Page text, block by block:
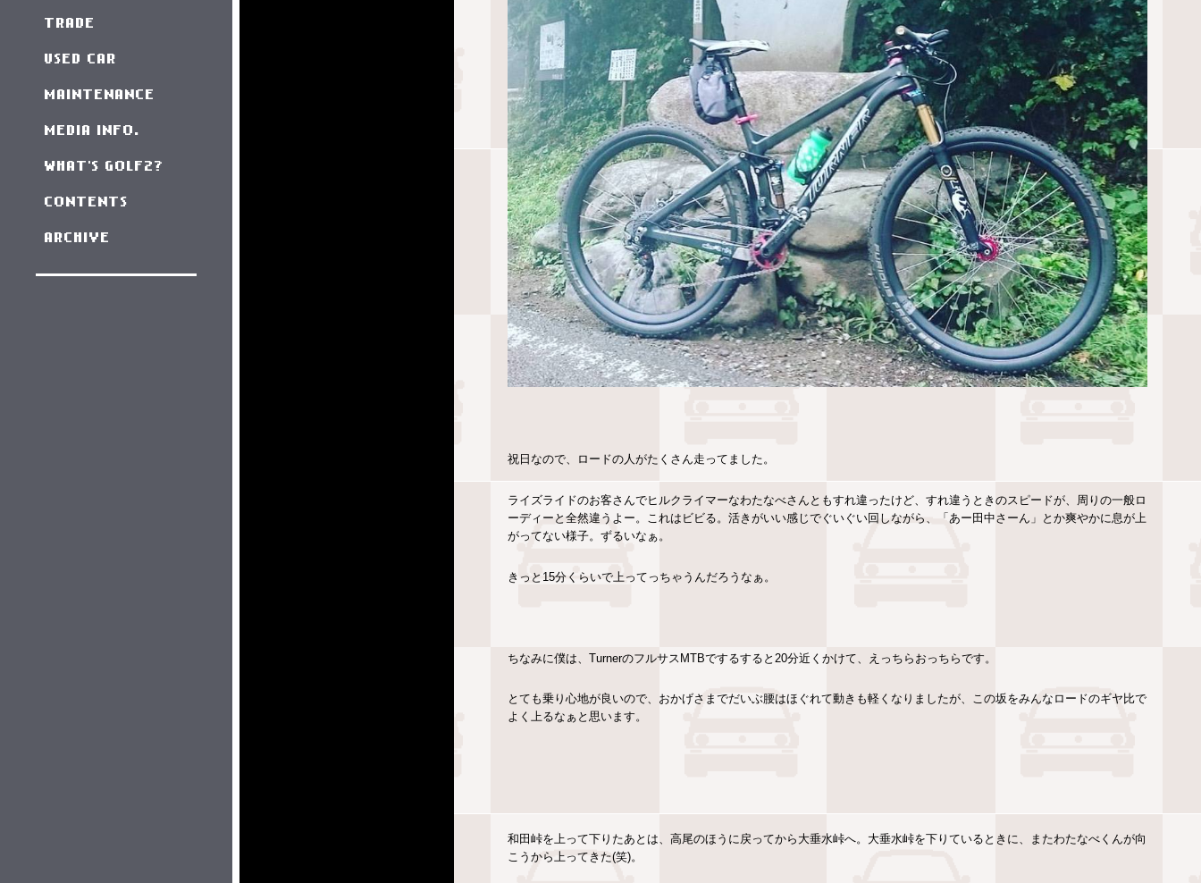
祝日なので、ロードの人がたくさん走ってました。
ライズライドのお客さんでヒルクライマーなわたなべさんともすれ違ったけど、すれ違うときのスピードが、周りの一般ロ
ーディーと全然違うよー。これはビビる。活きがいい感じでぐいぐい回しながら、「あー田中さーん」とか爽やかに息が上
がってない様子。ずるいなぁ。
きっと15分くらいで上ってっちゃうんだろうなぁ。
ちなみに僕は、TurnerのフルサスMTBでするすると20分近くかけて、えっちらおっちらです。
とても乗り心地が良いので、おかげさまでだいぶ腰はほぐれて動きも軽くなりましたが、この坂をみんなロードのギヤ比で
よく上るなぁと思います。
和田峠を上って下りたあとは、高尾のほうに戻ってから大垂水峠へ。大垂水峠を下りているときに、またわたなべくんが向
こうから上ってきた(笑)。
TRADE
USED CAR
MAINTENANCE
MEDIA INFO.
WHAT'S GOLF2?
CONTENTS
ARCHIVE